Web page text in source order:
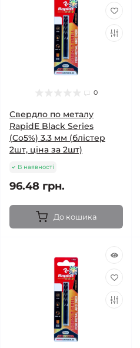
0
Свердло по металу
RapidE Black Series
(Co5%) 3.3 мм (блістер
2шт, ціна за 2шт)
В наявності
96.48 грн.
До кошика